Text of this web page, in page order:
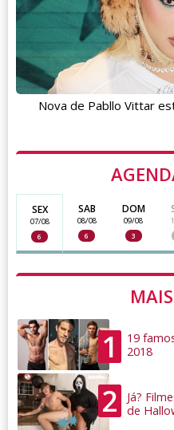
SEX
07/08
6
SAB
08/08
6
DOM
09/08
3
1
19
2018
2
Já?
de
Nova de Pabllo Vittar